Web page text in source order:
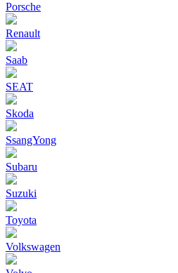
Porsche
Renault
Saab
SEAT
Skoda
SsangYong
Subaru
Suzuki
Toyota
Volkswagen